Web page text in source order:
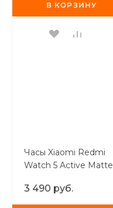
В КОРЗИНУ
Часы Xiaomi Redmi
Watch 5 Active Matte
3 490 руб.